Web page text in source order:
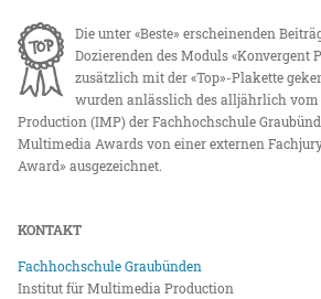
Die unter «Beste» erscheinenden
Dozierenden des Moduls «Konvergent
zusätzlich mit der «Top»-Plakette
wurden anlässlich des alljährlich
Production (IMP) der Fachhochschule
Multimedia Awards von einer externen
Award» ausgezeichnet.
KONTAKT
Fachhochschule Graubünden
Institut für Multimedia Production